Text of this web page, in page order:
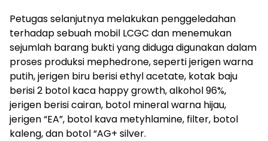
Petugas selanjutnya melakukan penggeledahan
terhadap sebuah mobil LCGC dan menemukan
sejumlah barang bukti yang diduga digunakan dalam
proses produksi mephedrone, seperti jerigen warna
putih, jerigen biru berisi ethyl acetate, kotak baju
berisi 2 botol kaca happy growth, alkohol 96%,
jerigen berisi cairan, botol mineral warna hijau,
jerigen “EA”, botol kava metyhlamine, filter, botol
kaleng, dan botol “AG+ silver.